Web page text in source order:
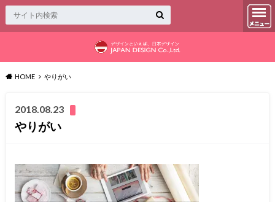
HOME やりがい
2018.08.23
やりがい